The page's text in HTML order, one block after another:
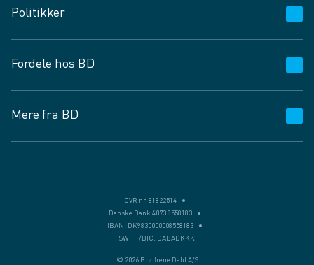
Vagttelefon 30 10 89 89
Spørgsmål og svar
Job og karriere
Fødevarekontrolrapport
Politikker
Privatlivspolitik
Cookies
Vilkår og betingelser
Fordele hos BD
BD app
BD.dk services
Mere fra BD
CVR nr. 81822514
Danske Bank 4073 8558183
IBAN: DK9830000008558183
SWIFT/BIC: DABADKKK
© 2026 Brødrene Dahl A/S